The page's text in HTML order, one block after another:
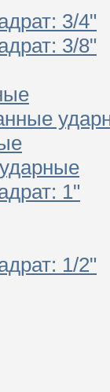
3/4"
3/8"
1"
1/2"